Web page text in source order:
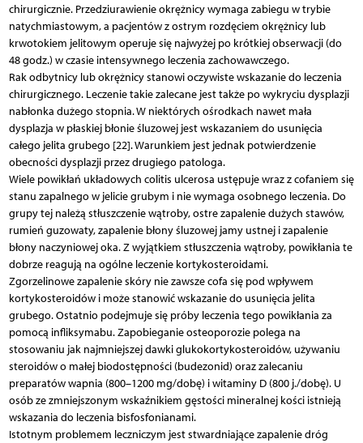
chirurgicznie. Przedziurawienie okrężnicy wymaga zabiegu w trybie
natychmiastowym, a pacjentów z ostrym rozdęciem okrężnicy lub
krwotokiem jelitowym operuje się najwyżej po krótkiej obserwacji (do
48 godz.) w czasie intensywnego leczenia zachowawczego.
Rak odbytnicy lub okrężnicy stanowi oczywiste wskazanie do leczenia
chirurgicznego. Leczenie takie zalecane jest także po wykryciu dysplazji
nabłonka dużego stopnia. W niektórych ośrodkach nawet mała
dysplazja w płaskiej błonie śluzowej jest wskazaniem do usunięcia
całego jelita grubego [22]. Warunkiem jest jednak potwierdzenie
obecności dysplazji przez drugiego patologa.
Wiele powikłań układowych colitis ulcerosa ustępuje wraz z cofaniem się
stanu zapalnego w jelicie grubym i nie wymaga osobnego leczenia. Do
grupy tej należą stłuszczenie wątroby, ostre zapalenie dużych stawów,
rumień guzowaty, zapalenie błony śluzowej jamy ustnej i zapalenie
błony naczyniowej oka. Z wyjątkiem stłuszczenia wątroby, powikłania te
dobrze reagują na ogólne leczenie kortykosteroidami.
Zgorzelinowe zapalenie skóry nie zawsze cofa się pod wpływem
kortykosteroidów i może stanowić wskazanie do usunięcia jelita
grubego. Ostatnio podejmuje się próby leczenia tego powikłania za
pomocą infliksymabu. Zapobieganie osteoporozie polega na
stosowaniu jak najmniejszej dawki glukokortykosteroidów, używaniu
steroidów o małej biodostępności (budezonid) oraz zalecaniu
preparatów wapnia (800–1200 mg/dobę) i witaminy D (800 j./dobę). U
osób ze zmniejszonym wskaźnikiem gęstości mineralnej kości istnieją
wskazania do leczenia bisfosfonianami.
Istotnym problemem leczniczym jest stwardniające zapalenie dróg